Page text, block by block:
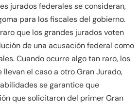
jurados federales se consideran,
para los fiscales del gobierno.
que los grandes jurados voten
de una acusación federal como
Cuando ocurre algo tan raro, los
el caso a otro Gran Jurado,
se garantice que
que solicitaron del primer Gran